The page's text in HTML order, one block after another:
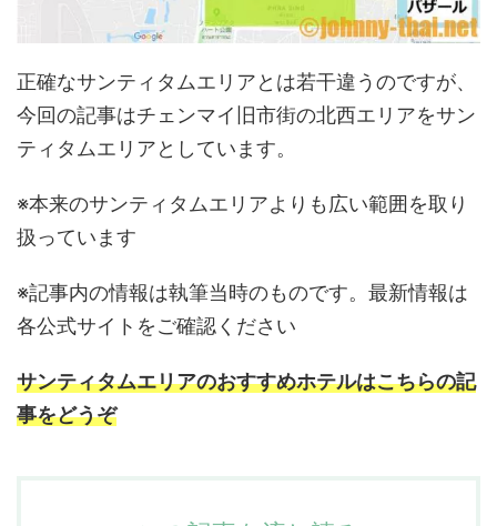
正確なサンティタムエリアとは若干違うのですが、
今回の記事はチェンマイ旧市街の北西エリアをサン
ティタムエリアとしています。
※本来のサンティタムエリアよりも広い範囲を取り
扱っています
※記事内の情報は執筆当時のものです。最新情報は
各公式サイトをご確認ください
サンティタムエリアのおすすめホテルはこちらの記
事をどうぞ